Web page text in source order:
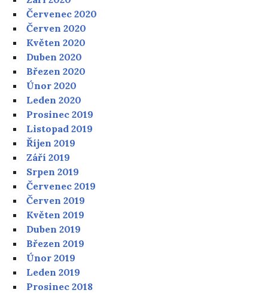
Červenec 2020
Červen 2020
Květen 2020
Duben 2020
Březen 2020
Únor 2020
Leden 2020
Prosinec 2019
Listopad 2019
Říjen 2019
Září 2019
Srpen 2019
Červenec 2019
Červen 2019
Květen 2019
Duben 2019
Březen 2019
Únor 2019
Leden 2019
Prosinec 2018